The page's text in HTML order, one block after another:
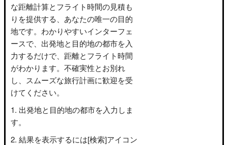
な距離計算とフライト時間の見積も
りを提供する、あなたの唯一の目的
地です。わかりやすいインターフェ
ースで、出発地と目的地の都市を入
力するだけで、距離とフライト時間
がわかります。不確実性とお別れ
し、スムーズな旅行計画に歓迎を受
けてください。
出発地と目的地の都市を入力しま
す。
結果を表示するには[検索]アイコン